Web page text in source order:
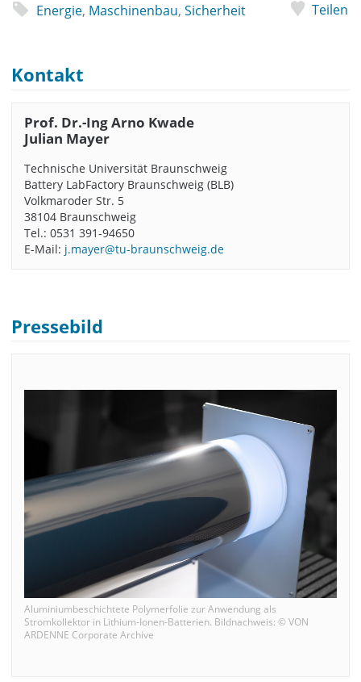
Energie, Maschinenbau, Sicherheit Teilen
Kontakt
Prof. Dr.-Ing Arno Kwade
Julian Mayer
Technische Universität Braunschweig
Battery LabFactory Braunschweig (BLB)
Volkmaroder Str. 5
38104 Braunschweig
Tel.: 0531 391-94650
E-Mail: j.mayer@tu-braunschweig.de
Pressebild
Aluminiumbeschichtete Polymerfolie zur Anwendung als
Stromkollektor in Lithium-Ionen-Batterien. Bildnachweis: © VON
ARDENNE Corporate Archive